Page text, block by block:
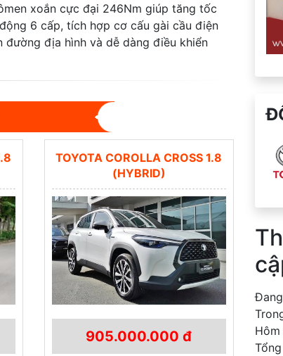
xoắn cực đại 246Nm giúp tăng tốc
6 cấp, tích hợp cơ cấu gài cầu điện
địa hình và dễ dàng điều khiển
TOYOTA COROLLA CROSS 1.8
(HYBRID)
905.000.000 đ